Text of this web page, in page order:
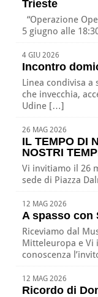
Trieste
“Operazione
5 giugno alle
4 GIU 2026
Incontro
Linea condivisa
che invecchia,
Udine […]
26 MAG 2026
IL TEMPO DI
NOSTRI
Vi invitiamo il 26
sede di Piazza
12 MAG 2026
A spasso con
Riceviamo dal
Mitteleuropa e
conoscenza
12 MAG 2026
Ricordo di